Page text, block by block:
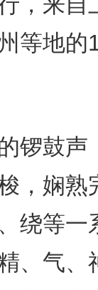
等地的
鼓声
，娴熟
绕等一
、气、